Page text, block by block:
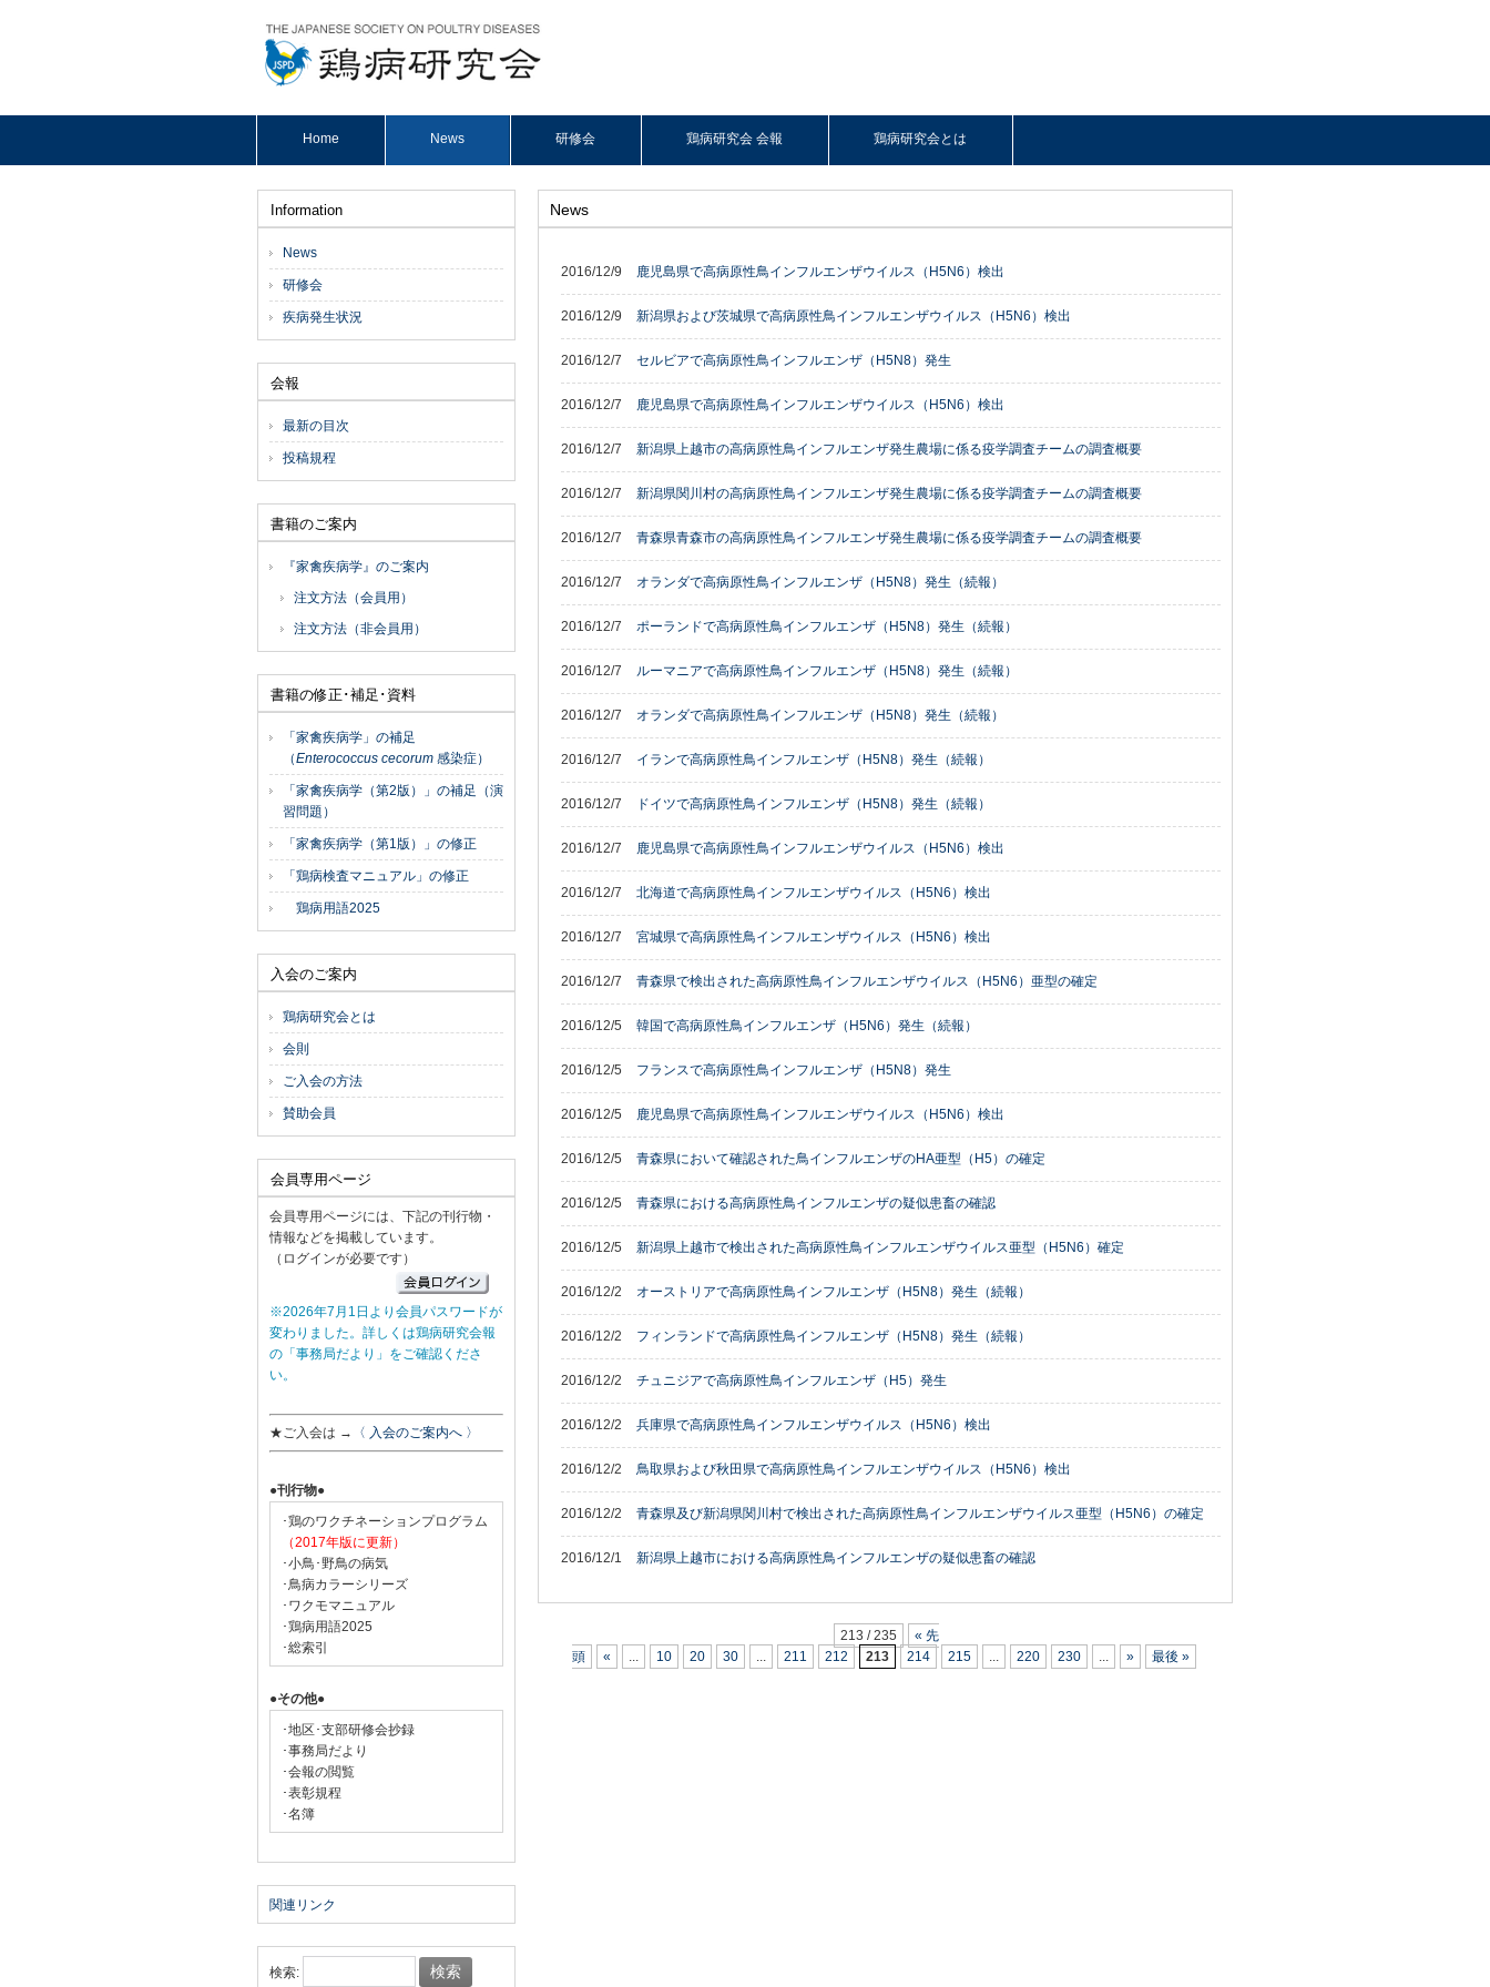
Home News 研修会 鶏病研究会 会報 鶏病研究会とは
News
2016/12/9 鹿児島県で高病原性鳥インフルエンザウイルス（H5N6）検出
2016/12/9 新潟県および茨城県で高病原性鳥インフルエンザウイルス（H5N6）検出
2016/12/7 セルビアで高病原性鳥インフルエンザ（H5N8）発生
2016/12/7 鹿児島県で高病原性鳥インフルエンザウイルス（H5N6）検出
2016/12/7 新潟県上越市の高病原性鳥インフルエンザ発生農場に係る疫学調査チームの調査概要
2016/12/7 新潟県関川村の高病原性鳥インフルエンザ発生農場に係る疫学調査チームの調査概要
2016/12/7 青森県青森市の高病原性鳥インフルエンザ発生農場に係る疫学調査チームの調査概要
2016/12/7 オランダで高病原性鳥インフルエンザ（H5N8）発生（続報）
2016/12/7 ポーランドで高病原性鳥インフルエンザ（H5N8）発生（続報）
2016/12/7 ルーマニアで高病原性鳥インフルエンザ（H5N8）発生（続報）
2016/12/7 オランダで高病原性鳥インフルエンザ（H5N8）発生（続報）
2016/12/7 イランで高病原性鳥インフルエンザ（H5N8）発生（続報）
2016/12/7 ドイツで高病原性鳥インフルエンザ（H5N8）発生（続報）
2016/12/7 鹿児島県で高病原性鳥インフルエンザウイルス（H5N6）検出
2016/12/7 北海道で高病原性鳥インフルエンザウイルス（H5N6）検出
2016/12/7 宮城県で高病原性鳥インフルエンザウイルス（H5N6）検出
2016/12/7 青森県で検出された高病原性鳥インフルエンザウイルス（H5N6）亜型の確定
2016/12/5 韓国で高病原性鳥インフルエンザ（H5N6）発生（続報）
2016/12/5 フランスで高病原性鳥インフルエンザ（H5N8）発生
2016/12/5 鹿児島県で高病原性鳥インフルエンザウイルス（H5N6）検出
2016/12/5 青森県において確認された鳥インフルエンザのHA亜型（H5）の確定
2016/12/5 青森県における高病原性鳥インフルエンザの疑似患畜の確認
2016/12/5 新潟県上越市で検出された高病原性鳥インフルエンザウイルス亜型（H5N6）確定
2016/12/2 オーストリアで高病原性鳥インフルエンザ（H5N8）発生（続報）
2016/12/2 フィンランドで高病原性鳥インフルエンザ（H5N8）発生（続報）
2016/12/2 チュニジアで高病原性鳥インフルエンザ（H5）発生
2016/12/2 兵庫県で高病原性鳥インフルエンザウイルス（H5N6）検出
2016/12/2 鳥取県および秋田県で高病原性鳥インフルエンザウイルス（H5N6）検出
2016/12/2 青森県及び新潟県関川村で検出された高病原性鳥インフルエンザウイルス亜型（H5N6）の確定
2016/12/1 新潟県上越市における高病原性鳥インフルエンザの疑似患畜の確認
213 / 235
« 先
頭
« ... 10 20 30 ... 211 212 213 214 215 ... 220 230 ... » 最後 »
Information
News
研修会
疾病発生状況
会報
最新の目次
投稿規程
書籍のご案内
『家禽疾病学』のご案内
注文方法（会員用）
注文方法（非会員用）
書籍の修正･補足･資料
「家禽疾病学」の補足
（Enterococcus cecorum 感染症）
「家禽疾病学（第2版）」の補足（演
習問題）
「家禽疾病学（第1版）」の修正
「鶏病検査マニュアル」の修正
鶏病用語2025
入会のご案内
鶏病研究会とは
会則
ご入会の方法
賛助会員
会員専用ページ
会員専用ページには、下記の刊行物・
情報などを掲載しています。
（ログインが必要です）
※2026年7月1日より会員パスワードが
変わりました。詳しくは鶏病研究会報
の「事務局だより」をご確認くださ
い。
★ご入会は → 〈 入会のご案内へ 〉
●刊行物●
･鶏のワクチネーションプログラム
（2017年版に更新）
･小鳥･野鳥の病気
･鳥病カラーシリーズ
･ワクモマニュアル
･鶏病用語2025
･総索引
●その他●
･地区･支部研修会抄録
･事務局だより
･会報の閲覧
･表彰規程
･名簿
関連リンク
検索: